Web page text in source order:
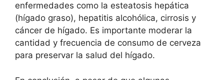
enfermedades como la esteatosis hepática
(hígado graso), hepatitis alcohólica, cirrosis y
cáncer de hígado. Es importante moderar la
cantidad y frecuencia de consumo de cerveza
para preservar la salud del hígado.